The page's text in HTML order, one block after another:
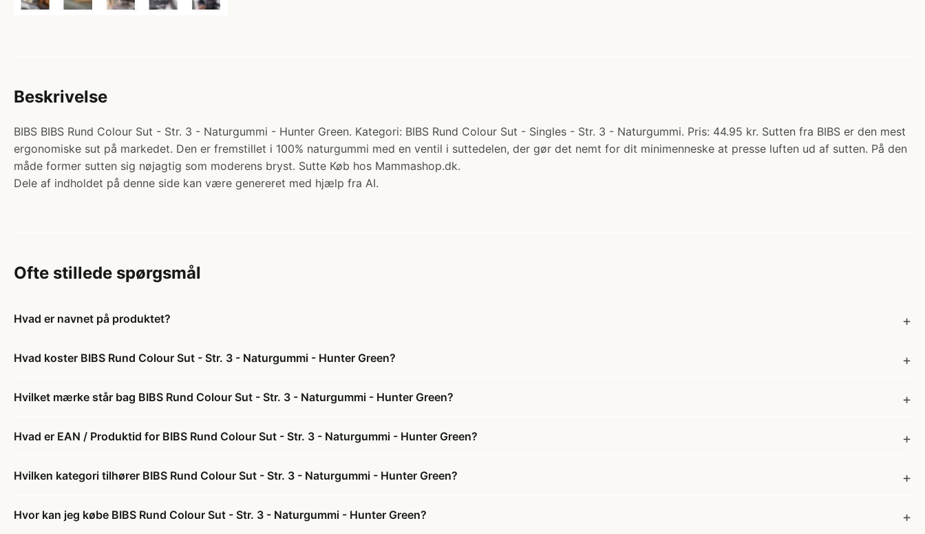
Beskrivelse
BIBS BIBS Rund Colour Sut - Str. 3 - Naturgummi - Hunter Green. Kategori: BIBS Rund Colour Sut - Singles - Str. 3 - Naturgummi. Pris: 44.95 kr. Sutten fra BIBS er den mest
ergonomiske sut på markedet. Den er fremstillet i 100% naturgummi med en ventil i suttedelen, der gør det nemt for dit minimenneske at presse luften ud af sutten. På den
måde former sutten sig nøjagtig som moderens bryst. Sutte Køb hos Mammashop.dk.
Dele af indholdet på denne side kan være genereret med hjælp fra AI.
Ofte stillede spørgsmål
Hvad er navnet på produktet?
Hvad koster BIBS Rund Colour Sut - Str. 3 - Naturgummi - Hunter Green?
Hvilket mærke står bag BIBS Rund Colour Sut - Str. 3 - Naturgummi - Hunter Green?
Hvad er EAN / Produktid for BIBS Rund Colour Sut - Str. 3 - Naturgummi - Hunter Green?
Hvilken kategori tilhører BIBS Rund Colour Sut - Str. 3 - Naturgummi - Hunter Green?
Hvor kan jeg købe BIBS Rund Colour Sut - Str. 3 - Naturgummi - Hunter Green?